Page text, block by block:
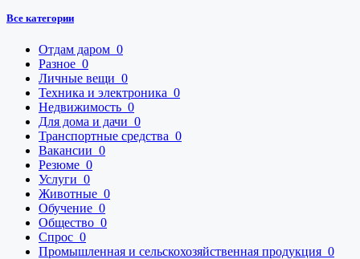
Все категории
Отдам даром 0
Разное 0
Личные вещи 0
Техника и электроника 0
Недвижимость 0
Для дома и дачи 0
Транспортные средства 0
Вакансии 0
Резюме 0
Услуги 0
Животные 0
Обучение 0
Общество 0
Спрос 0
Промышленная и сельскохозяйственная продукция 0